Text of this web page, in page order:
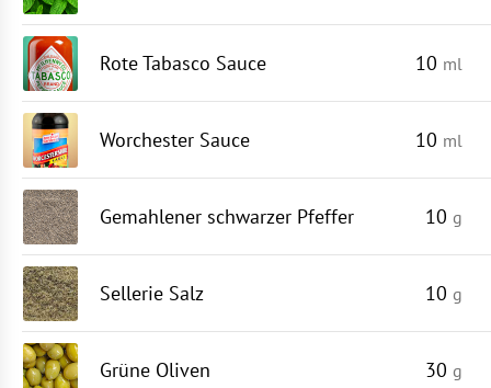
Rote Tabasco Sauce 10 ml
Worchester Sauce 10 ml
Gemahlener schwarzer Pfeffer 10 g
Sellerie Salz 10 g
Grüne Oliven 30 g